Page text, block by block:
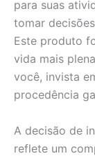
para suas
tomar
Este produto
vida mais
você, invista
procedência
A decisão de
reflete um